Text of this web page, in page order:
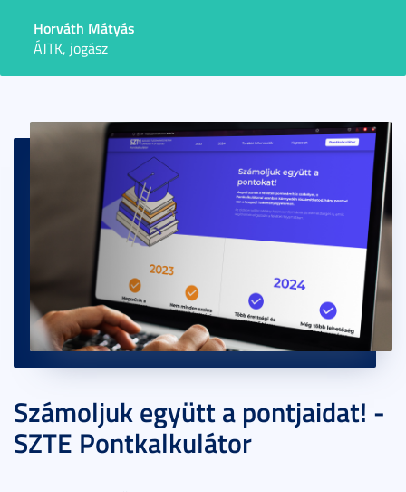
Horváth Mátyás
ÁJTK, jogász
Számoljuk együtt a pontjaidat! -
SZTE Pontkalkulátor